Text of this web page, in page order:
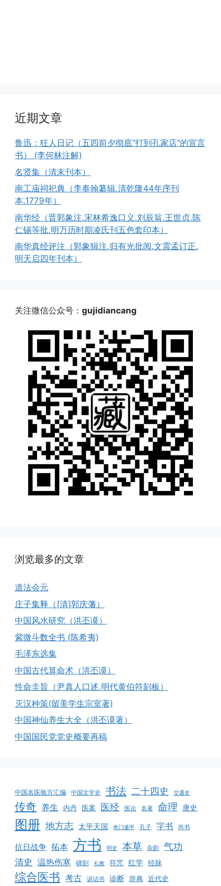
近期文章
鲁迅：狂人日记（五四前夕彻底“打到孔家店”的宣言
书） (李何林注解)
名贤集（清末刊本）
南工庙祠祀典（李奉翰纂辑.清乾隆44年序刊
本.1779年）
南华经（晋郭象注.宋林希逸口义.刘辰翁.王世贞.陈
仁锡等批.明万历时期凌氏刊五色套印本）
南华真经评注（郭象辑注.归有光批阅.文震孟订正.
明天启四年刊本）
关注微信公众号： gujidiancang
浏览最多的文章
道法会元
庄子集释（[清]郭庆藩）
中国风水研究（洪丕谟）
紫微斗数全书 (陈希夷)
毛泽东选集
中国古代算命术（洪丕谟）
性命圭旨（尹真人口述.明代黄伯符刻板）
灭汉种策(留美学生宗室著)
中国神仙养生大全（洪丕谟著）
中国国民党党史概要再稿
中国名医验方汇编 中国文学史 书法 二十四史 交通史
传奇 养生 内丹 医案 医经 医论 名著 命理 唐史
图册 地方志 太平天国 奇门遁甲 孔子 字书 尚书
抗日战争 拓本 方书 明史 本草 杂剧 气功
清史 温热伤寒 碑刻 礼教 符咒 红学 经脉
综合医书 考古 训诂书 诊断 辞典 近代史